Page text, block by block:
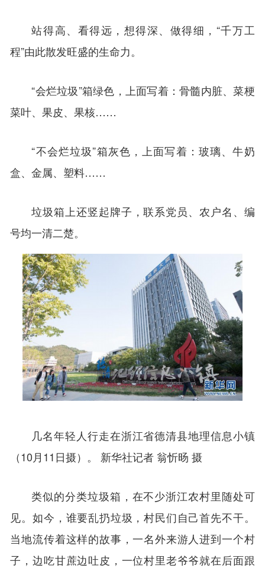
站得高、看得远，想得深、做得细，“千万工
程”由此散发旺盛的生命力。
“会烂垃圾”箱绿色，上面写着：骨髓内脏、菜梗
菜叶、果皮、果核……
“不会烂垃圾”箱灰色，上面写着：玻璃、牛奶
盒、金属、塑料……
垃圾箱上还竖起牌子，联系党员、农户名、编
号均一清二楚。
几名年轻人行走在浙江省德清县地理信息小镇
（10月11日摄）。 新华社记者 翁忻旸 摄
类似的分类垃圾箱，在不少浙江农村里随处可
见。如今，谁要乱扔垃圾，村民们自己首先不干。
当地流传着这样的故事，一名外来游人进到一个村
子，边吃甘蔗边吐皮，一位村里老爷爷就在后面跟